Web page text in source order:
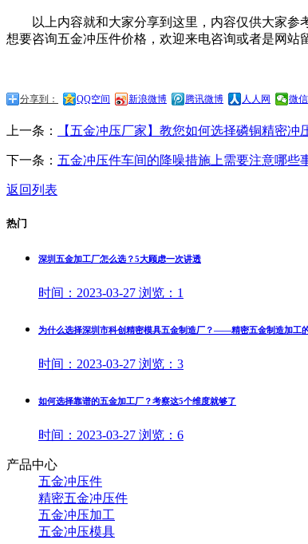
以上内容就和大家分享到这里，内容仅供大家参
想要咨询五金冲压件价格，欢迎来电咨询或者是网站
分享到： QQ空间 新浪微博 腾讯微博 人人网 微信
上一条： 【五金冲压厂家】教您如何选择磷铜精密冲
下一条： 五金冲压件车间的降噪措施上需要注意哪些
返回列表
热门
深圳五金加工厂怎么选？5大顾虑一次讲透
时间： 2023-03-27 浏览： 1
为什么选择深圳市科创精密模具五金制造厂？——精密五金制造加工
时间： 2023-03-27 浏览： 3
如何选择靠谱的五金加工厂？考察这5个维度就够了
时间： 2023-03-27 浏览： 6
产品中心
五金冲压件
精密五金冲压件
五金冲压加工
五金冲压模具